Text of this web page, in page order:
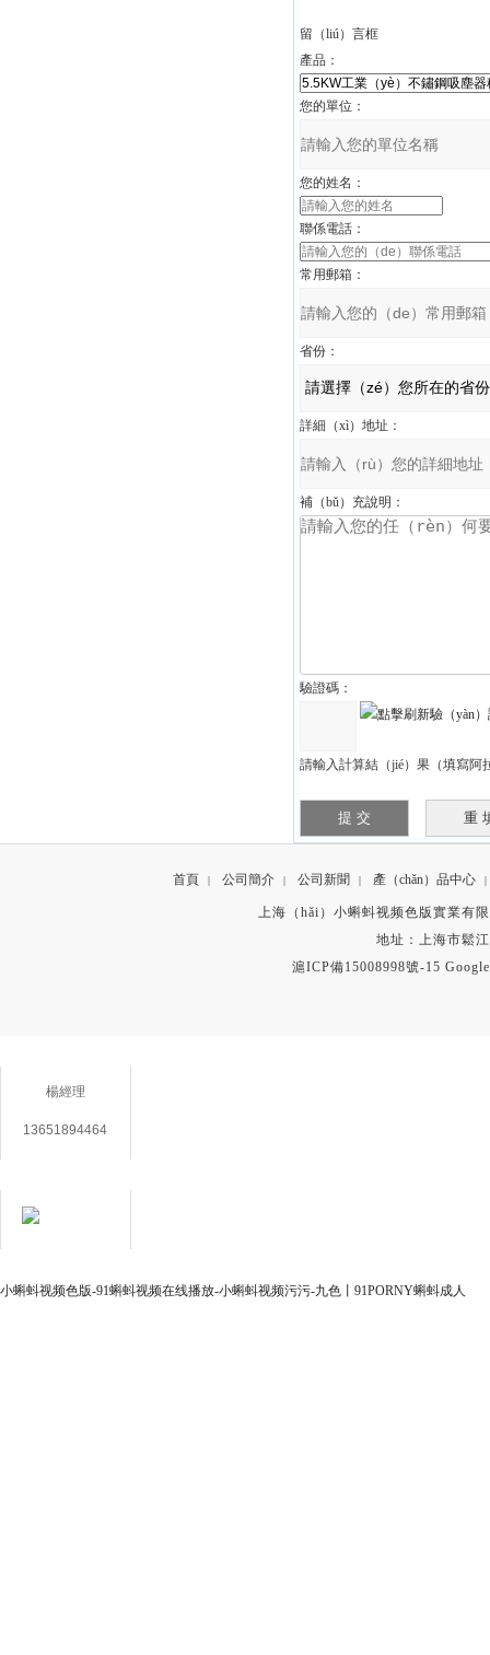
留（liú）言框
產品：
您的單位：
您的姓名：
聯係電話：
常用郵箱：
省份：
詳細（xì）地址：
補（bǔ）充說明：
驗證碼：
請輸入計算結（jié）果（填寫阿
首頁 | 公司簡介 | 公司新聞 | 產（chǎn）品中心 |
上海（hǎi）小蝌蚪视频色版實業有
地址：上海市鬆
滬ICP備15008998號-15
楊經理
13651894464
（wǒ）
小蝌蚪视频色版-91蝌蚪视频在线播放-小蝌蚪视频污污-九色丨91PORNY蝌蚪成人